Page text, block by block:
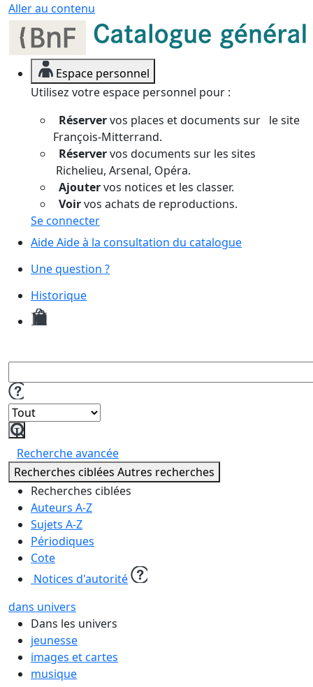
Aller au contenu
Espace personnel
Utilisez votre espace personnel pour :
Réservervos places et documents sur le site
François-Mitterrand.
Réservervos documents sur les sites
Richelieu, Arsenal, Opéra.
Ajoutervos notices et les classer.
Voirvos achats de reproductions.
Se connecter
AideAide à la consultation du catalogue
Une question ?
Historique
Mes
reproduction
Lancer
la
recherche
Recherche avancée
Recherches ciblées Autres recherches
Recherches ciblées
Auteurs A-Z
Sujets A-Z
Périodiques
Cote
Notices d'autorité
dans univers
Dans les univers
jeunesse
images et cartes
musique
Panneau de gestion des cookies